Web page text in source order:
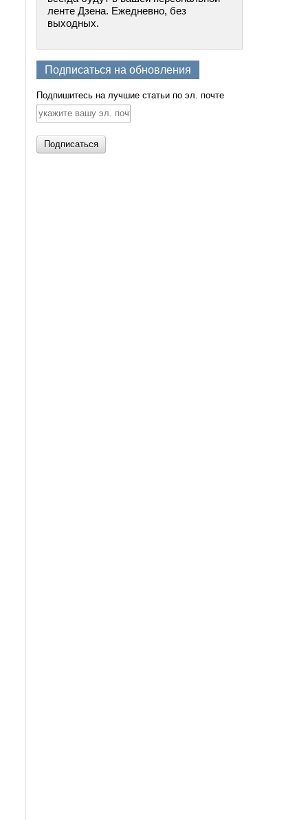
ленте Дзена. Ежедневно, без
выходных.
Подписаться на обновления
Подпишитесь на лучшие статьи по эл. почте